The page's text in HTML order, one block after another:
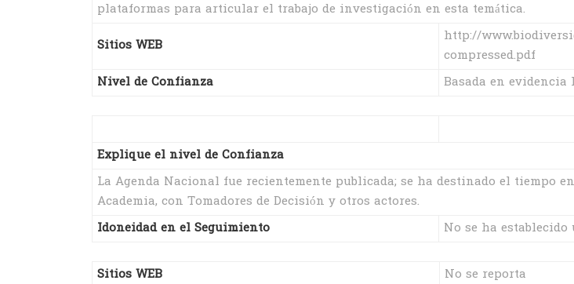
plataformas para articular el trabajo de investigación en esta temática.
Sitios WEB
http://
compressed.pdf
Nivel de Confianza
Basada en
Explique el nivel de Confianza
La Agenda Nacional fue recientemente publicada; se ha destinado el tiempo
Academia, con Tomadores de Decisión y otros actores.
Idoneidad en el Seguimiento
No se ha
Sitios WEB No se reporta